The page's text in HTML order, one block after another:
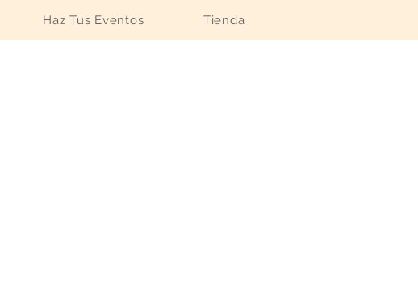
Haz Tus Eventos Tienda